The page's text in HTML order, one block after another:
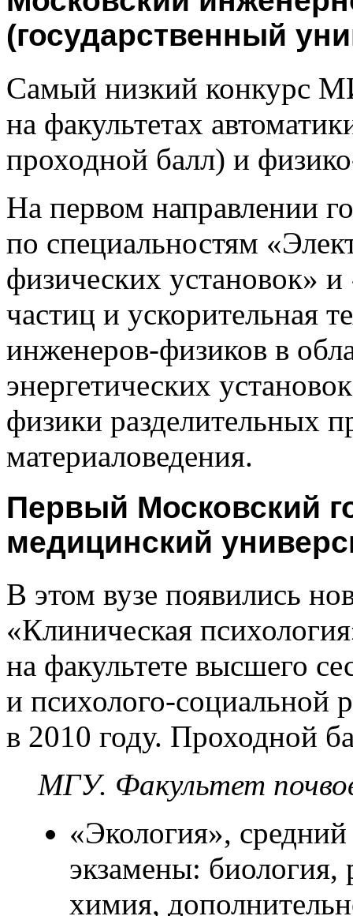
(государственный
Самый низкий конкурс
на факультетах
проходной балл) и
На первом направлении
по специальностям
физических установок»
частиц и ускорительная
инженеров-физиков в
энергетических
физики разделительных
материаловедения.
Первый Московский
медицинский
В этом вузе появились
«Клиническая
на факультете высшего
и психолого-социальной
в 2010 году. Проходной
МГУ. Факультет
«Экология»,
экзамены: биология,
химия,